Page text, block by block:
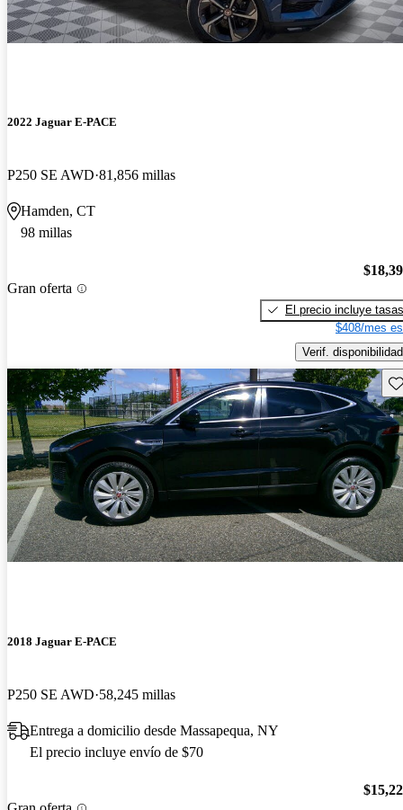
2022 Jaguar E-PACE
P250 SE AWD 81,856 millas
Hamden, CT
98 millas
Gran oferta
El precio incluye tasas
$408/mes
Verif. disponibilidad
2018 Jaguar E-PACE
P250 SE AWD 58,245 millas
Entrega a domicilio desde Massapequa, NY
El precio incluye envío de $70